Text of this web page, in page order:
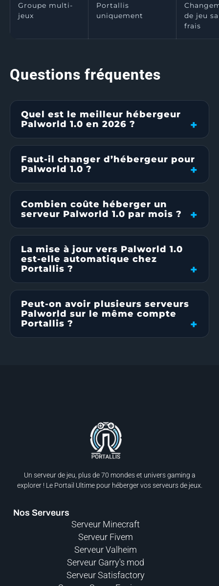
Groupe multi-
jeux
Portallis
uniquement
de jeu
frais
Questions fréquentes
Quel est le meilleur hébergeur
Palworld 1.0 en 2026 ?
Faut-il changer d’hébergeur pour
Palworld 1.0 ?
Combien coûte héberger un
serveur Palworld 1.0 par mois ?
La mise à jour vers Palworld 1.0
est-elle automatique chez
Portallis ?
Peut-on avoir plusieurs serveurs
Palworld sur le même compte
Portallis ?
Un serveur de jeu, plus de 70 mondes et univers gaming a
explorer ! Le Portail Ultime pour héberger vos serveurs de jeux.​
Nos Serveurs
Serveur Minecraft
Serveur Fivem
Serveur Valheim
Serveur Garry's mod
Serveur Satisfactory